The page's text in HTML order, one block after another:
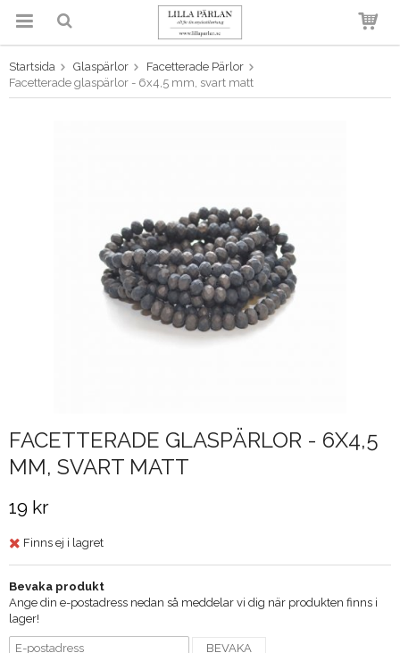
Produkten har blivit tillagd i
varukorgen
Startsida Glaspärlor
Facetterade Pärlor
Facetterade glaspärlor - 6x4,5 mm, svart matt
FACETTERADE GLASPÄRLOR - 6X4,5
MM, SVART MATT
19 kr
Finns ej i lagret
Bevaka produkt
Ange din e-postadress nedan så meddelar vi dig när produkten finns i
lager!
BEVAKA